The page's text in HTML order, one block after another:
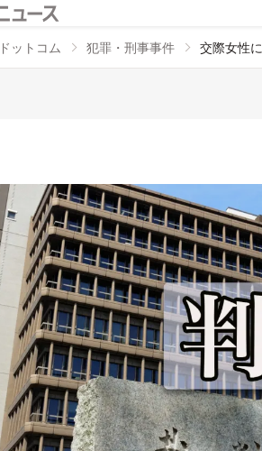
ットコム 犯罪・刑事事件 交際女性